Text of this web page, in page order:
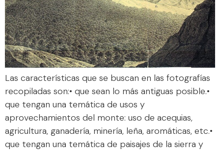
Las características que se buscan en las fotografías
recopiladas son:• que sean lo más antiguas posible.•
que tengan una temática de usos y
aprovechamientos del monte: uso de acequias,
agricultura, ganadería, minería, leña, aromáticas, etc.•
que tengan una temática de paisajes de la sierra y